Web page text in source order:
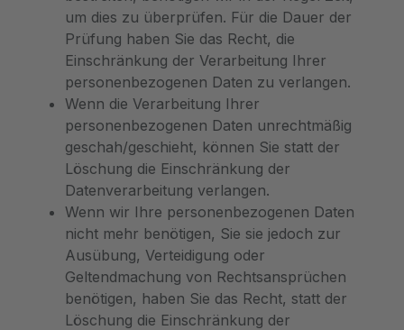
um dies zu überprüfen. Für die Dauer der
Prüfung haben Sie das Recht, die
Einschränkung der Verarbeitung Ihrer
personenbezogenen Daten zu verlangen.
Wenn die Verarbeitung Ihrer
personenbezogenen Daten unrechtmäßig
geschah/geschieht, können Sie statt der
Löschung die Einschränkung der
Datenverarbeitung verlangen.
Wenn wir Ihre personenbezogenen Daten
nicht mehr benötigen, Sie sie jedoch zur
Ausübung, Verteidigung oder
Geltendmachung von Rechtsansprüchen
benötigen, haben Sie das Recht, statt der
Löschung die Einschränkung der